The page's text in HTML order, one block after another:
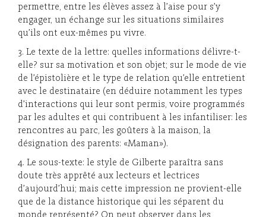
permettre, entre les élèves assez à l’aise pour s’y
engager, un échange sur les situations similaires
qu’ils ont eux-mêmes pu vivre.
3. Le texte de la lettre: quelles informations délivre-t-
elle? sur sa motivation et son objet; sur le mode de vie
de l’épistolière et le type de relation qu’elle entretient
avec le destinataire (en déduire notamment les types
d’interactions qui leur sont permis, voire programmés
par les adultes et qui contribuent à les infantiliser: les
rencontres au parc, les goûters à la maison, la
désignation des parents: «Maman»).
4. Le sous-texte: le style de Gilberte paraîtra sans
doute très apprêté aux lecteurs et lectrices
d’aujourd’hui; mais cette impression ne provient-elle
que de la distance historique qui les séparent du